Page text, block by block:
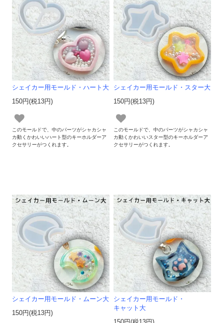
シェイカー用モールド・ハート大
150円(税13円)
このモールドで、中のパーツがシャカシャ
カ動くかわいいハート型のキーホルダーア
クセサリーがつくれます。
シェイカー用モールド・スター大
150円(税13円)
このモールドで、中のパーツがシャカシャ
カ動くかわいいスター型のキーホルダーア
クセサリーがつくれます。
シェイカー用モールド・ムーン大
150円(税13円)
シェイカー用モールド・
キャット大